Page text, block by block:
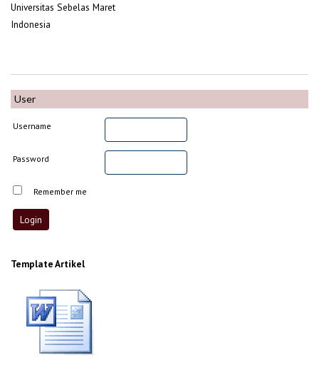
Universitas Sebelas Maret
Indonesia
User
Username
Password
Remember me
Template Artikel